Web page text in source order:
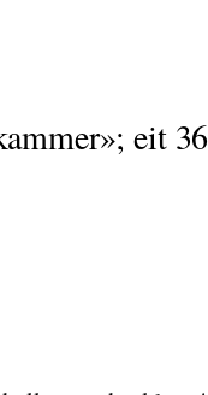
eit